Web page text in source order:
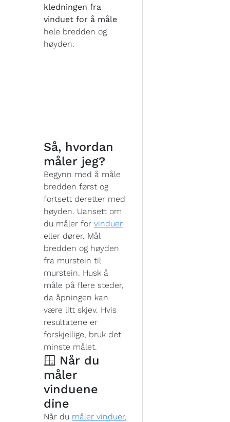
kledningen fra
vinduet for å måle
hele bredden og
høyden.
Så, hvordan
måler jeg?
Begynn med å måle
bredden først og
fortsett deretter med
høyden. Uansett om
du måler for vinduer
eller dører. Mål
bredden og høyden
fra murstein til
murstein. Husk å
måle på flere steder,
da åpningen kan
være litt skjev. Hvis
resultatene er
forskjellige, bruk det
minste målet.
🪟 Når du
måler
vinduene
dine
Når du måler vinduer,